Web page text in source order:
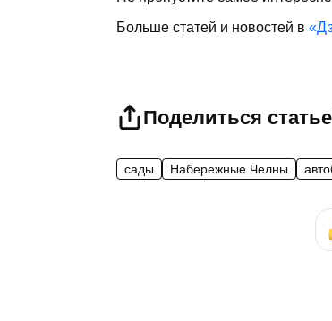
Больше статей и новостей в
Поделиться
сады Набережные Челны